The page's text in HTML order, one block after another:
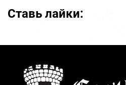
Ставь лайки: